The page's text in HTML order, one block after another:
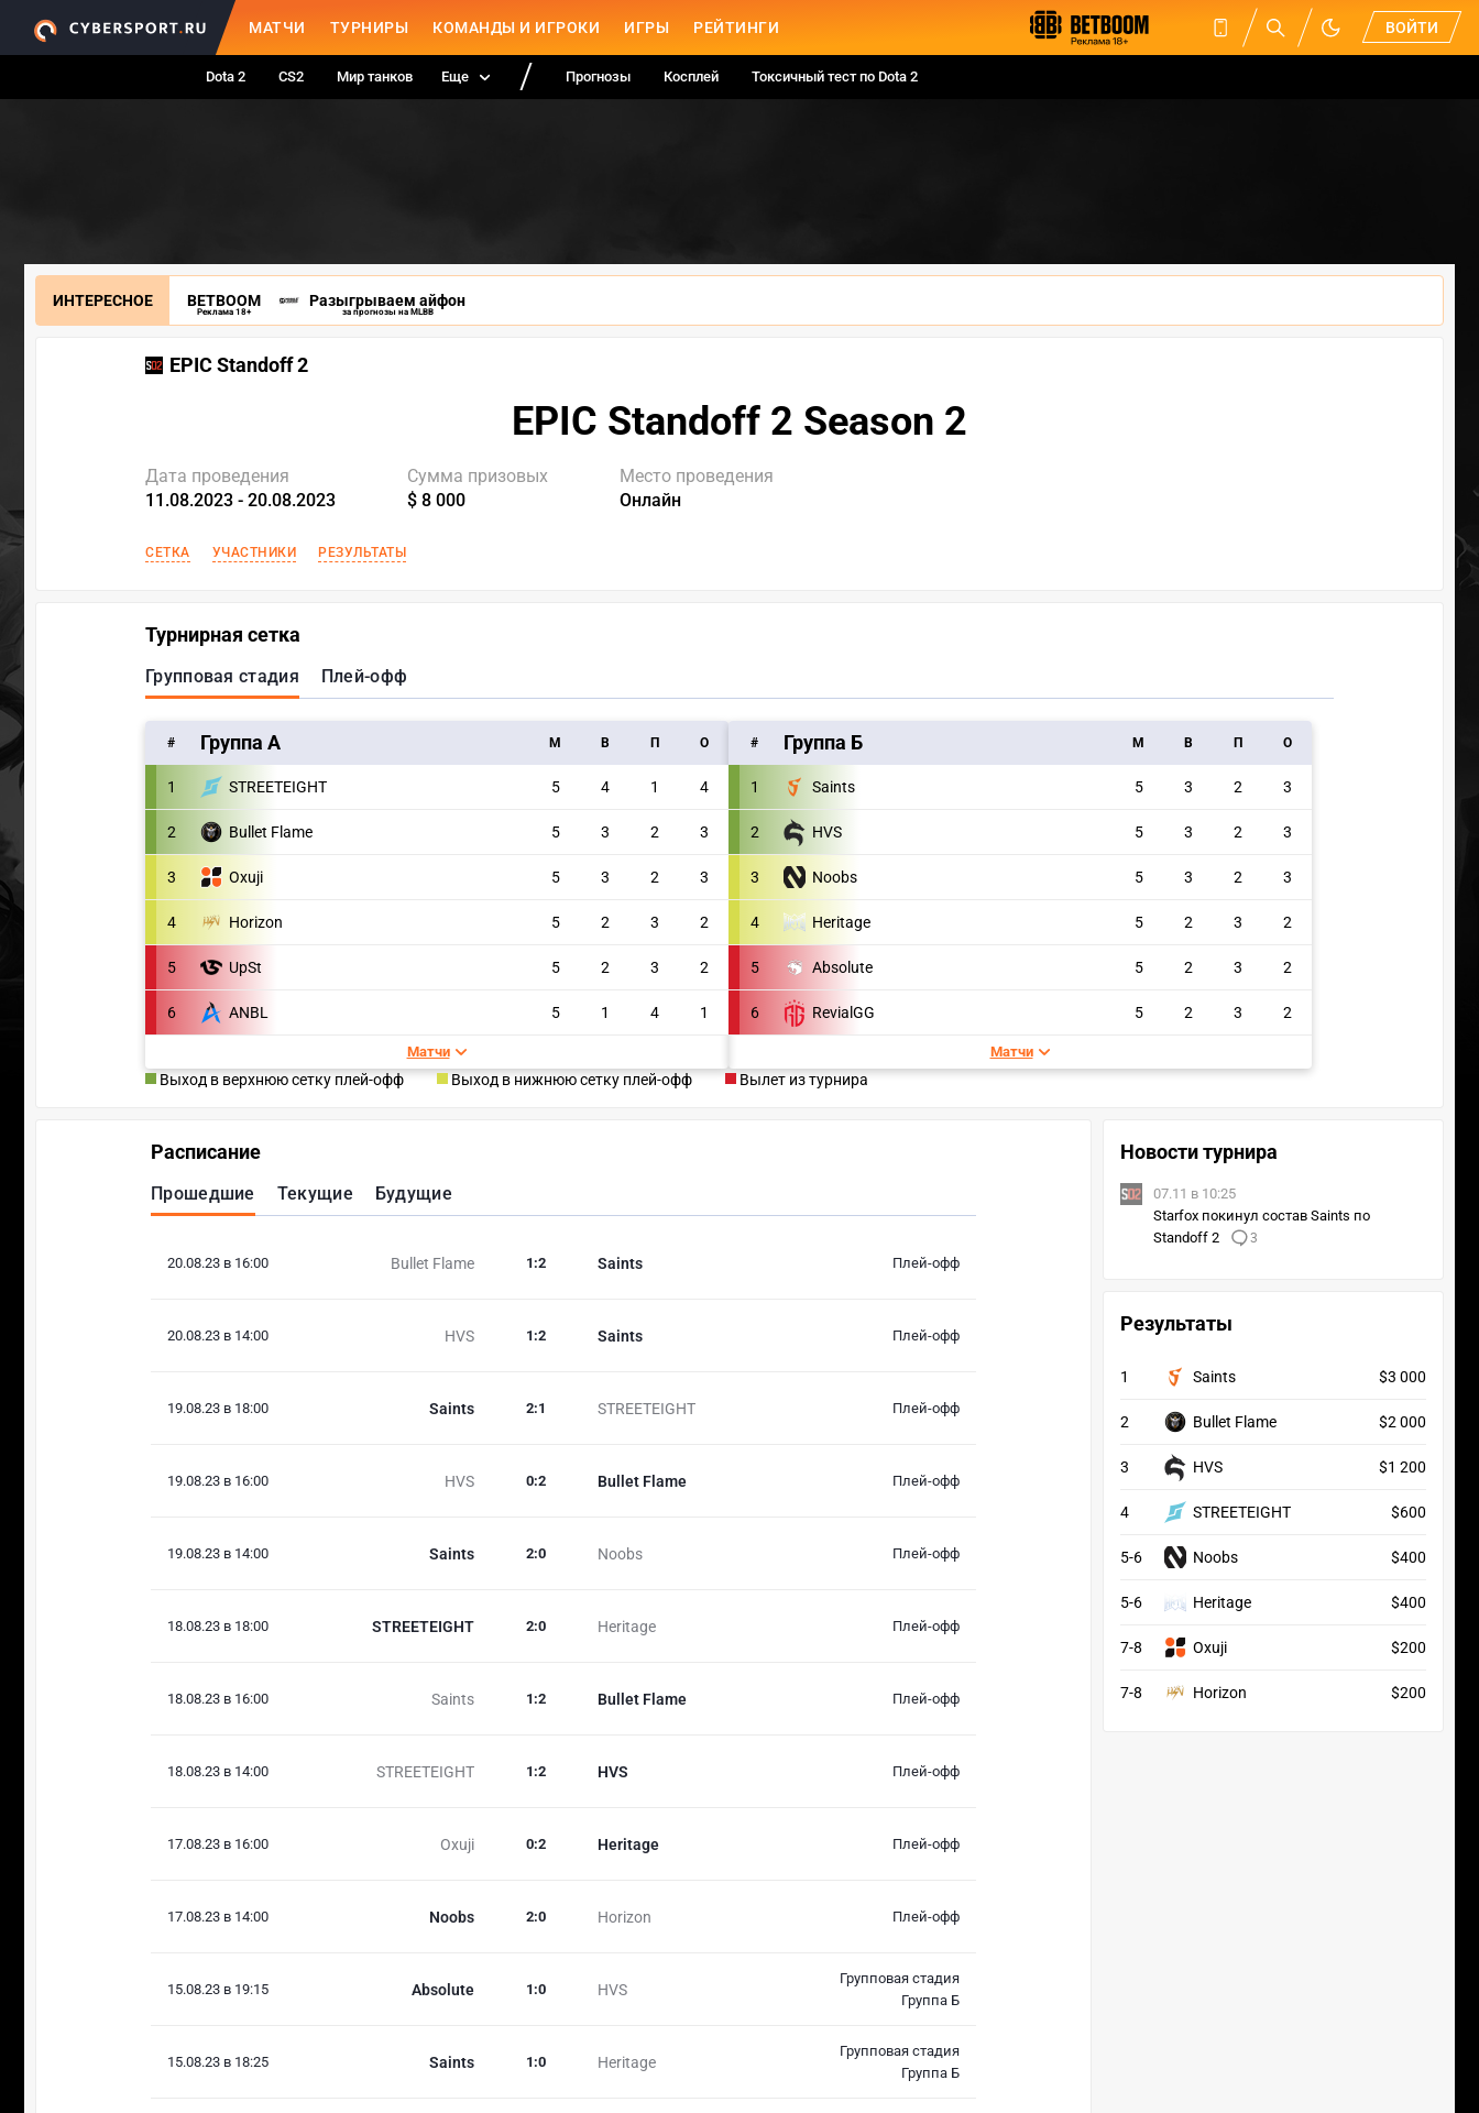
МАТЧИ ТУРНИРЫ КОМАНДЫ И ИГРОКИ ИГРЫ РЕЙТИНГИ ВОЙТИ
Dota 2 CS2 Мир танков Еще Прогнозы Косплей Токсичный тест по Dota 2
ИНТЕРЕСНОЕ BETBOOM
Реклама 18+
Разыгрываем айфон
за прогнозы на MLBB
EPIC Standoff 2
EPIC Standoff 2 Season 2
Дата проведения
11.08.2023 - 20.08.2023
Сумма призовых
$ 8 000
Место проведения
Онлайн
СЕТКА УЧАСТНИКИ РЕЗУЛЬТАТЫ
Турнирная сетка
Групповая стадия Плей-офф
# Группа А M В П О
1 STREETEIGHT 5 4 1 4
2 Bullet Flame 5 3 2 3
3 Oxuji 5 3 2 3
4 Horizon 5 2 3 2
5 UpSt 5 2 3 2
6 ANBL 5 1 4 1
Матчи
# Группа Б M В П О
1 Saints 5 3 2 3
2 HVS 5 3 2 3
3 Noobs 5 3 2 3
4 Heritage 5 2 3 2
5 Absolute 5 2 3 2
6 RevialGG 5 2 3 2
Матчи
Выход в верхнюю сетку плей-офф Выход в нижнюю сетку плей-офф Вылет из турнира
Расписание
Прошедшие Текущие Будущие
20.08.23 в 16:00 Bullet Flame Saints
1 :2 Плей-офф
20.08.23 в 14:00 HVS Saints
1 :2 Плей-офф
19.08.23 в 18:00 Saints STREETEIGHT
2:1 Плей-офф
19.08.23 в 16:00 HVS Bullet Flame
0:2 Плей-офф
19.08.23 в 14:00 Saints Noobs
2:0 Плей-офф
18.08.23 в 18:00 STREETEIGHT Heritage
2:0 Плей-офф
18.08.23 в 16:00 Saints Bullet Flame
1 :2 Плей-офф
18.08.23 в 14:00 STREETEIGHT HVS
1 :2 Плей-офф
17.08.23 в 16:00 Oxuji Heritage
0:2 Плей-офф
17.08.23 в 14:00 Noobs Horizon
2:0 Плей-офф
15.08.23 в 19:15 Absolute HVS
1 :0
Групповая стадия
Группа Б
15.08.23 в 18:25 Saints Heritage
1 :0
Групповая стадия
Группа Б
Новости турнира
07.11 в 10:25
Starfox покинул состав Saints по
Standoff 2
3
Результаты
1 Saints $3 000
2 Bullet Flame $2 000
3 HVS $1 200
4 STREETEIGHT $600
5-6 Noobs $400
5-6 Heritage $400
7-8 Oxuji $200
7-8 Horizon $200